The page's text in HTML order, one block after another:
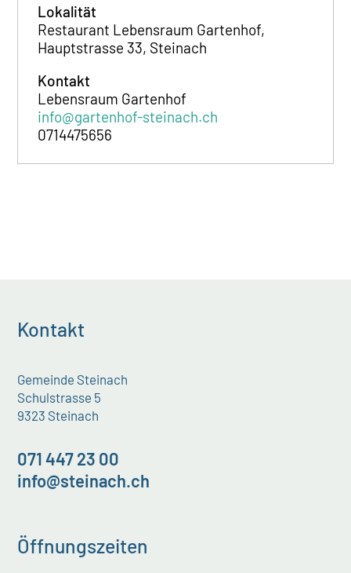
Lokalität
Restaurant Lebensraum Gartenhof,
Hauptstrasse 33, Steinach
Kontakt
Lebensraum Gartenhof
info@gartenhof-steinach.ch
0714475656
Kontakt
Gemeinde Steinach
Schulstrasse 5
9323 Steinach
071 447 23 00
info@steinach.ch
Öffnungszeiten